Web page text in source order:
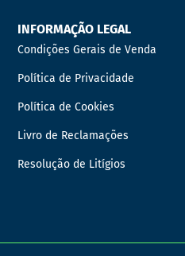
INFORMAÇÃO LEGAL
Condições Gerais de Venda
Política de Privacidade
Política de Cookies
Livro de Reclamações
Resolução de Litígios